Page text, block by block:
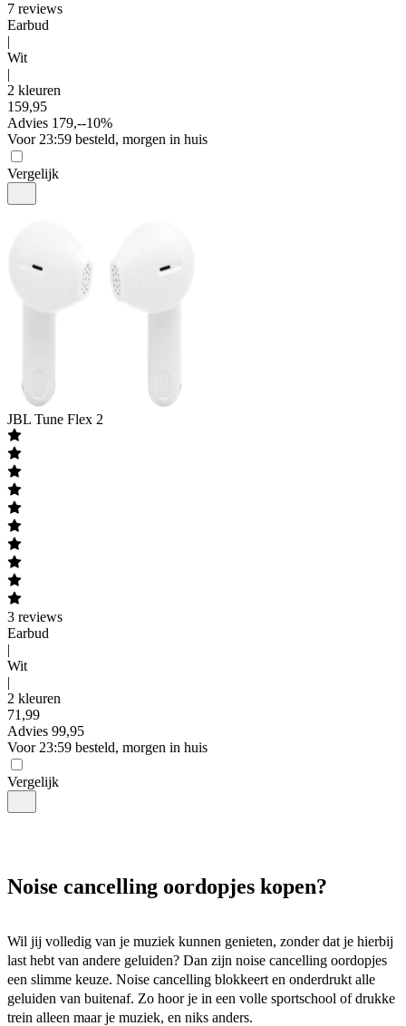
7 reviews
Earbud
|
Wit
|
2 kleuren
159,95
Advies 179,--10%
Voor 23:59 besteld, morgen in huis
Vergelijk
JBL Tune Flex 2
3 reviews
Earbud
|
Wit
|
2 kleuren
71 ,99
Advies 99,95
Voor 23:59 besteld, morgen in huis
Vergelijk
Noise cancelling oordopjes kopen?
Wil jij volledig van je muziek kunnen genieten, zonder dat je hierbij
last hebt van andere geluiden? Dan zijn noise cancelling oordopjes
een slimme keuze. Noise cancelling blokkeert en onderdrukt alle
geluiden van buitenaf. Zo hoor je in een volle sportschool of drukke
trein alleen maar je muziek, en niks anders.